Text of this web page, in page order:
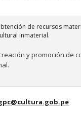
de recursos
inmaterial.
y promoción de